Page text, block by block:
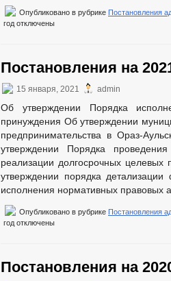
Опубликовано в рубрике Постановления
год отключены
Постановления на
15 января, 2021 admin
Об утверждении Порядка
принуждения Об утверждении
предпринимательства в Ораз-
утверждении Порядка
реализации долгосрочных целевых
утверждении порядка
исполнения нормативных правовых
Опубликовано в рубрике Постановления
год отключены
Постановления на